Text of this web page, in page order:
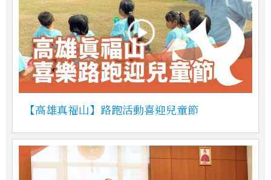
【高雄真福山】路跑活動喜迎兒童節